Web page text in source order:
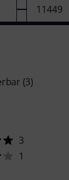
(3)
3
1